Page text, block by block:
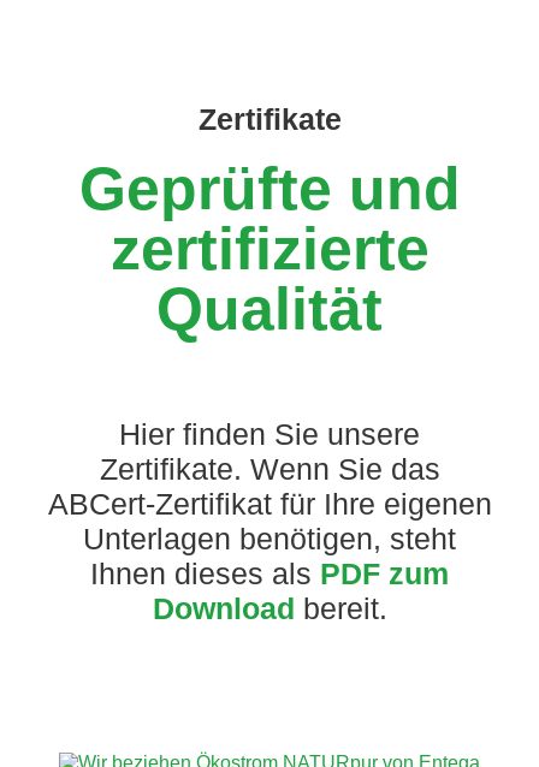
Zertifikate
Geprüfte und
zertifizierte
Qualität
Hier finden Sie unsere
Zertifikate. Wenn Sie das
ABCert-Zertifikat für Ihre eigenen
Unterlagen benötigen, steht
Ihnen dieses als PDF zum
Download bereit.